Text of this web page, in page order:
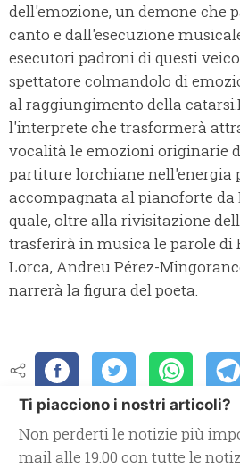
dell'emozione, un demone che
canto e dall'esecuzione
esecutori padroni di questi
spettatore colmandolo di
al raggiungimento della
l'interprete che trasformerà
vocalità le emozioni originarie
partiture lorchiane nell'energia
accompagnata al pianoforte
quale, oltre alla rivisitazione
trasferirà in musica le parole di
Lorca, Andreu Pérez-
narrerà la figura del poeta.
Ti piacciono i nostri articoli?
Non perderti le notizie più
mail alle 19.00 con tutte le